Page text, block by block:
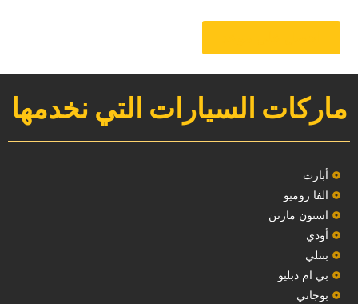
ماركات السيارات التي نخدمها
‏أبارث‏
الفا روميو
استون مارتن
أودي
بنتلي
بي ام دبليو
بوجاتي